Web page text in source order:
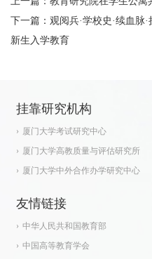
下一篇： 观阅兵·学校史·续血
新生入学教育
挂靠研究机构
厦门大学考试研究中心
厦门大学高教质量与评估研究所
厦门大学中外合作办学研究中心
友情链接
中华人民共和国教育部
中国高等教育学会